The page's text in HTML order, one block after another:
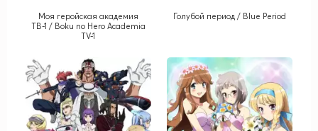
Моя геройская академия
ТВ-1 / Boku no Hero Academia
TV-1
Голубой период / Blue Period